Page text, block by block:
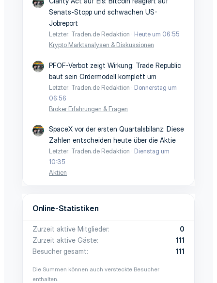
Senats-Stopp und schwachen US-
Jobreport
Letzter: Traden.de Redaktion
Heute um 06:55
Krypto Marktanalysen & Diskussionen
PFOF-Verbot zeigt Wirkung: Trade Republic
baut sein Ordermodell komplett um
Letzter: Traden.de Redaktion
Donnerstag um
06:56
Broker Erfahrungen & Fragen
SpaceX vor der ersten Quartalsbilanz: Diese
Zahlen entscheiden heute über die Aktie
Letzter: Traden.de Redaktion
Dienstag um
10:35
Aktien
Online-Statistiken
Zurzeit aktive Mitglieder
0
Zurzeit aktive Gäste
111
Besucher gesamt
111
Die Summen können auch versteckte Besucher
enthalten.